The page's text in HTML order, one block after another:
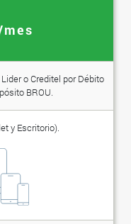
o Creditel por Débito
BROU.
y Escritorio).